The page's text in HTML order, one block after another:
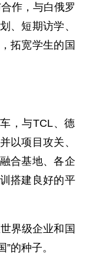
作，与白俄罗
、短期访学、
拓宽学生的国
，与TCL、德
以项目攻关、
合基地、各企
搭建良好的平
界级企业和国
的种子。